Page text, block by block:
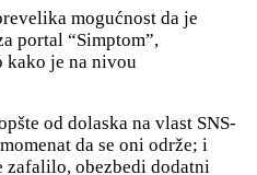
mogućnost da je
portal “Simptom”,
kako je na nivou
od dolaska na vlast SNS-
da se oni održe; i
zafalilo, obezbedi dodatni